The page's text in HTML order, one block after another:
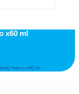
x60 ml
frasco x60 ml